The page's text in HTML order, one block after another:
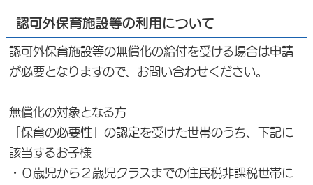
認可外保育施設等の利用について
認可外保育施設等の無償化の給付を受ける場合は申請
が必要となりますので、お問い合わせください。
無償化の対象となる方
「保育の必要性」の認定を受けた世帯のうち、下記に
該当するお子様
・０歳児から２歳児クラスまでの住民税非課税世帯に